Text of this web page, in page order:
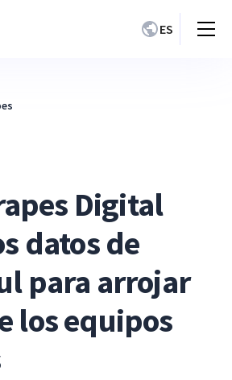
ES
Digital
datos de
para arrojar
los equipos